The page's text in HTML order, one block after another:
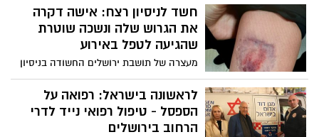
להוקיר ולתמוך בבעלות ובבעלי עסקים
ירושלמים המשרתים במילואים, מכל שכונות
העיר ומכל תחומי העשייה
חשד לניסיון רצח: אישה דקרה
את הגרוש שלה ונשכה שוטרת
שהגיעה לטפל באירוע
מעצרה של תושבת ירושלים החשודה בניסיון
רצח, הוארך הבוקר בבית המשפט וחקירת
המקרים נמשכת
לראשונה בישראל: רפואה על
הספסל - טיפול רפואי נייד לדרי
הרחוב בירושלים